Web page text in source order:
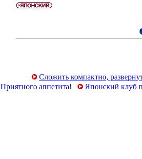
Сложить компактно,
Приятного аппетита!
Японский клуб